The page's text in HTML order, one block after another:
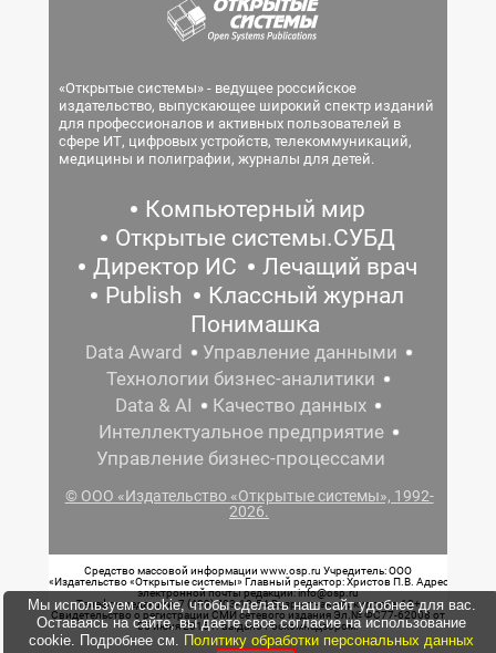
«Открытые системы» - ведущее российское
издательство, выпускающее широкий спектр изданий
для профессионалов и активных пользователей в
сфере ИТ, цифровых устройств, телекоммуникаций,
медицины и полиграфии, журналы для детей.
Компьютерный мир
Открытые системы.СУБД
Директор ИС
Лечащий врач
Publish
Классный журнал
Понимашка
Data Award
Управление данными
Технологии бизнес-аналитики
Data & AI
Качество данных
Интеллектуальное предприятие
Управление бизнес-процессами
© ООО «Издательство «Открытые системы», 1992-
2026.
Средство массовой информации www.osp.ru Учредитель: ООО
«Издательство «Открытые системы» Главный редактор: Христов П.В. Адрес
электронной почты редакции: info@osp.ru
Телефон редакции: 7 (499) 703-18-54 Возрастная маркировка: 12+
Свидетельство о регистрации СМИ сетевого издания Эл.№ ФС77-62008 от
05 июня 2015 г. выдано Роскомнадзором.
Мы используем cookie, чтобы сделать наш сайт удобнее для вас.
Оставаясь на сайте, вы даете свое согласие на использование
cookie. Подробнее см. Политику обработки персональных данных